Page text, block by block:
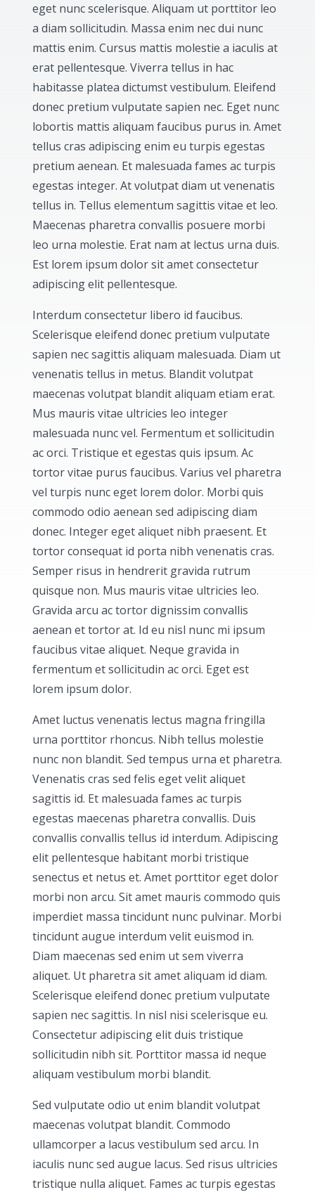
eget nunc scelerisque. Aliquam ut porttitor leo
a diam sollicitudin. Massa enim nec dui nunc
mattis enim. Cursus mattis molestie a iaculis at
erat pellentesque. Viverra tellus in hac
habitasse platea dictumst vestibulum. Eleifend
donec pretium vulputate sapien nec. Eget nunc
lobortis mattis aliquam faucibus purus in. Amet
tellus cras adipiscing enim eu turpis egestas
pretium aenean. Et malesuada fames ac turpis
egestas integer. At volutpat diam ut venenatis
tellus in. Tellus elementum sagittis vitae et leo.
Maecenas pharetra convallis posuere morbi
leo urna molestie. Erat nam at lectus urna duis.
Est lorem ipsum dolor sit amet consectetur
adipiscing elit pellentesque.
Interdum consectetur libero id faucibus.
Scelerisque eleifend donec pretium vulputate
sapien nec sagittis aliquam malesuada. Diam ut
venenatis tellus in metus. Blandit volutpat
maecenas volutpat blandit aliquam etiam erat.
Mus mauris vitae ultricies leo integer
malesuada nunc vel. Fermentum et sollicitudin
ac orci. Tristique et egestas quis ipsum. Ac
tortor vitae purus faucibus. Varius vel pharetra
vel turpis nunc eget lorem dolor. Morbi quis
commodo odio aenean sed adipiscing diam
donec. Integer eget aliquet nibh praesent. Et
tortor consequat id porta nibh venenatis cras.
Semper risus in hendrerit gravida rutrum
quisque non. Mus mauris vitae ultricies leo.
Gravida arcu ac tortor dignissim convallis
aenean et tortor at. Id eu nisl nunc mi ipsum
faucibus vitae aliquet. Neque gravida in
fermentum et sollicitudin ac orci. Eget est
lorem ipsum dolor.
Amet luctus venenatis lectus magna fringilla
urna porttitor rhoncus. Nibh tellus molestie
nunc non blandit. Sed tempus urna et pharetra.
Venenatis cras sed felis eget velit aliquet
sagittis id. Et malesuada fames ac turpis
egestas maecenas pharetra convallis. Duis
convallis convallis tellus id interdum. Adipiscing
elit pellentesque habitant morbi tristique
senectus et netus et. Amet porttitor eget dolor
morbi non arcu. Sit amet mauris commodo quis
imperdiet massa tincidunt nunc pulvinar. Morbi
tincidunt augue interdum velit euismod in.
Diam maecenas sed enim ut sem viverra
aliquet. Ut pharetra sit amet aliquam id diam.
Scelerisque eleifend donec pretium vulputate
sapien nec sagittis. In nisl nisi scelerisque eu.
Consectetur adipiscing elit duis tristique
sollicitudin nibh sit. Porttitor massa id neque
aliquam vestibulum morbi blandit.
Sed vulputate odio ut enim blandit volutpat
maecenas volutpat blandit. Commodo
ullamcorper a lacus vestibulum sed arcu. In
iaculis nunc sed augue lacus. Sed risus ultricies
tristique nulla aliquet. Fames ac turpis egestas